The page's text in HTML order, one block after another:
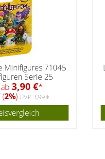
Minifigures 71045
Serie 25
3,90 €*
(2%)UVP 3,99 €